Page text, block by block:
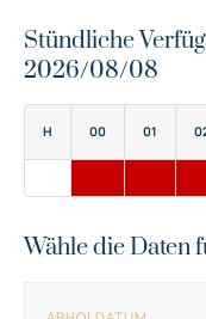
Stündliche
2026/08/08
H 00 01
Wähle die Daten